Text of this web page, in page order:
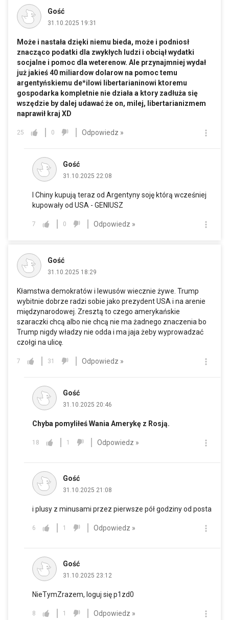
Gość
31.10.2025 19:31
Może i nastała dzięki niemu bieda, może i podniosł
znacząco podatki dla zwykłych ludzi i obciął wydatki
socjalne i pomoc dla weterenow. Ale przynajmniej wydał
już jakieś 40 miliardow dolarow na pomoc temu
argentyńskiemu de*ilowi libertarianinowi ktoremu
gospodarka kompletnie nie działa a ktory zadłuża się
wszędzie by dalej udawać że on, milej, libertarianizmem
naprawił kraj XD
25 0 Odpowiedz »
Gość
31.10.2025 22:08
I Chiny kupują teraz od Argentyny soję którą wcześniej
kupowały od USA - GENIUSZ
7 0 Odpowiedz »
Gość
31.10.2025 18:29
Kłamstwa demokratów i lewusów wiecznie żywe. Trump
wybitnie dobrze radzi sobie jako prezydent USA i na arenie
międzynarodowej. Zresztą to czego amerykańskie
szaraczki chcą albo nie chcą nie ma żadnego znaczenia bo
Trump nigdy władzy nie odda i ma jaja żeby wyprowadzać
czołgi na ulicę.
7 31 Odpowiedz »
Gość
31.10.2025 20:46
Chyba pomyliłeś Wania Amerykę z Rosją.
18 1 Odpowiedz »
Gość
31.10.2025 21:08
i plusy z minusami przez pierwsze pół godziny od posta
6 1 Odpowiedz »
Gość
31.10.2025 23:12
NieTymZrazem, loguj się p1zd0
8 1 Odpowiedz »